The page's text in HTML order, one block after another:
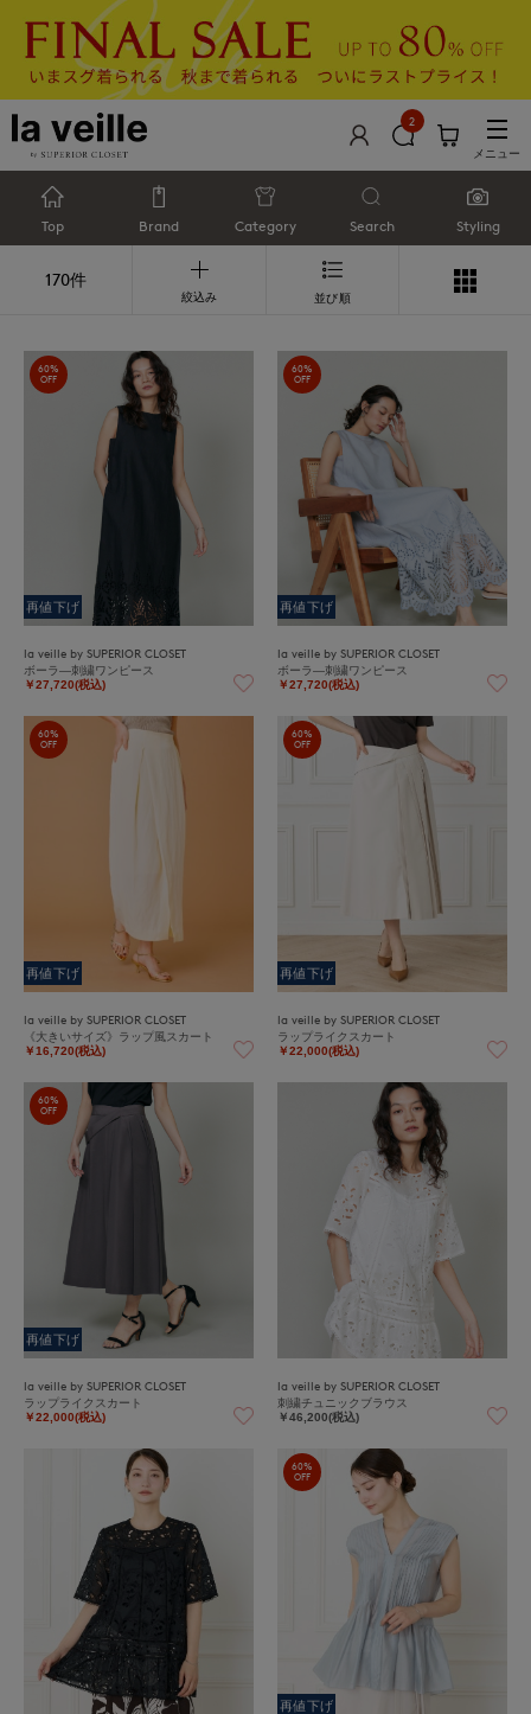
2
メニュー
Top Brand Category Search Styling
170件
絞込み 並び順
60%
OFF
再値下げ
la veille by SUPERIOR CLOSET
ボーラ―刺繍ワンピース
￥27,720(税込)
60%
OFF
再値下げ
la veille by SUPERIOR CLOSET
ボーラ―刺繍ワンピース
￥27,720(税込)
60%
OFF
再値下げ
la veille by SUPERIOR CLOSET
《大きいサイズ》ラップ風スカート
￥16,720(税込)
60%
OFF
再値下げ
la veille by SUPERIOR CLOSET
ラップライクスカート
￥22,000(税込)
60%
OFF
再値下げ
la veille by SUPERIOR CLOSET
ラップライクスカート
￥22,000(税込)
la veille by SUPERIOR CLOSET
刺繍チュニックブラウス
￥46,200(税込)
60%
OFF
再値下げ